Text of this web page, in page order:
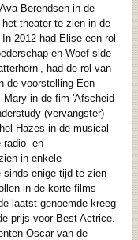
Berendsen in de
het theater te zien in de
2012 had Elise een rol
en Woef side
had de rol van
de voorstelling Een
in de fim 'Afscheid
(vervangster)
Hazes in de musical
en
in enkele
enige tijd te zien
in de korte films
laatst genoemde kreeg
prijs voor Best Actrice.
Oscar van de